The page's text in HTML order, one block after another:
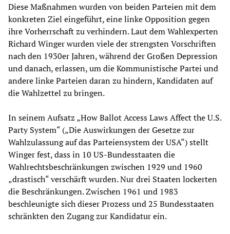
Diese Maßnahmen wurden von beiden Parteien mit dem
konkreten Ziel eingeführt, eine linke Opposition gegen
ihre Vorherrschaft zu verhindern. Laut dem Wahlexperten
Richard Winger wurden viele der strengsten Vorschriften
nach den 1930er Jahren, während der Großen Depression
und danach, erlassen, um die Kommunistische Partei und
andere linke Parteien daran zu hindern, Kandidaten auf
die Wahlzettel zu bringen.
In seinem Aufsatz „How Ballot Access Laws Affect the U.S.
Party System“ („Die Auswirkungen der Gesetze zur
Wahlzulassung auf das Parteiensystem der USA“) stellt
Winger fest, dass in 10 US-Bundesstaaten die
Wahlrechtsbeschränkungen zwischen 1929 und 1960
„drastisch“ verschärft wurden. Nur drei Staaten lockerten
die Beschränkungen. Zwischen 1961 und 1983
beschleunigte sich dieser Prozess und 25 Bundesstaaten
schränkten den Zugang zur Kandidatur ein.